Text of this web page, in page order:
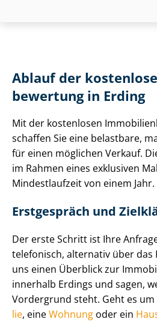
Ablauf der
be­wer­tung in Erding
Mit der kostenlosen
schaffen Sie eine belastbare,
für einen möglichen Verkauf.
im Rahmen eines exklusiven
Mindestlaufzeit von einem Jahr.
Erstgespräch und
Der erste Schritt ist Ihre
telefonisch, alternativ über das
uns einen Überblick zur
innerhalb Erdings und sagen,
Vordergrund steht. Geht es um
lie, eineWohnung oder ein